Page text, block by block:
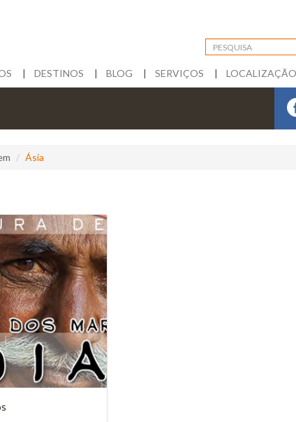
DESTINOS BLOG SERVIÇOS LOCALIZAÇÃO
Ásia